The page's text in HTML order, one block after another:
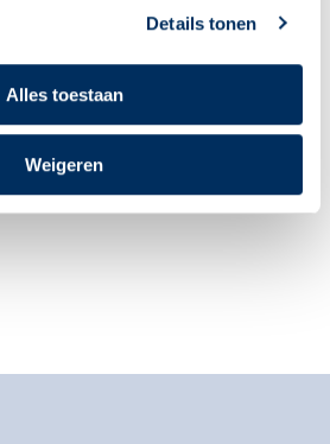
Details tonen
Alles toestaan
Weigeren
het nieuwe
cursusjaar? Deze 10